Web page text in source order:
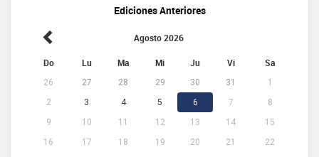
Ediciones Anteriores
Agosto 2026
Do Lu Ma Mi Ju Vi Sa
26 27 28 29 30 31
1
2
3 4 5 6 7
8
9
10 11 12 13 14
15
16
17 18 19 20 21
22